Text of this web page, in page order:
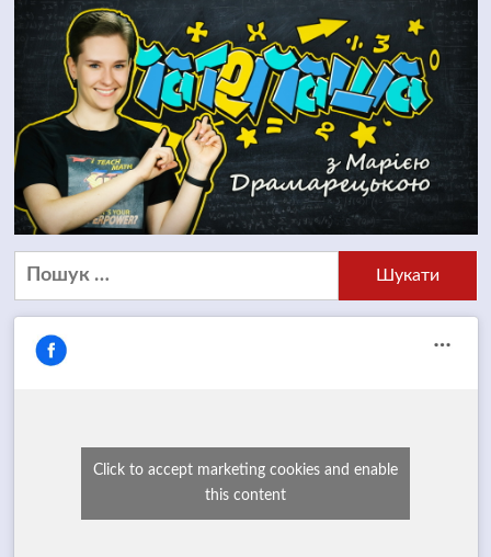
Пошук:
Click to accept marketing cookies and enable
this content